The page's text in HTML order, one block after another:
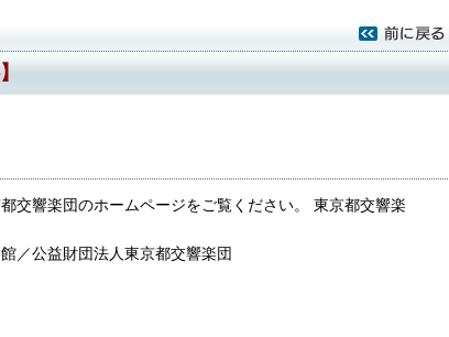
交響楽団のホームページをご覧ください。 東京都交響楽
／公益財団法人東京都交響楽団